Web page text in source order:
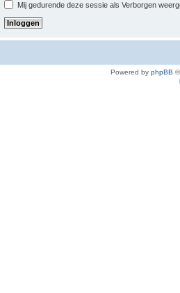
Mij gedurende deze sessie als Verborgen
Powered by phpBB